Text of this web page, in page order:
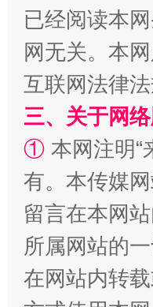
漫山遍野的桃花与雪山
已经阅读本
网无关。本
互联网法律
三、关于网
① 本网注明“
有。本传媒
留言在本网
所属网站的
在网站内转